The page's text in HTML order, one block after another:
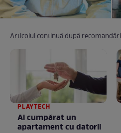
Articolul continuă după recomandări
PLAYTECH
Ai cumpărat un
apartament cu datorii